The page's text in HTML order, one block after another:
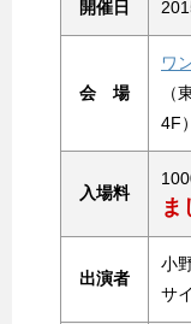
開催日
会 場
ワ
（
4F）
入場料
ま
出演者
小
サ